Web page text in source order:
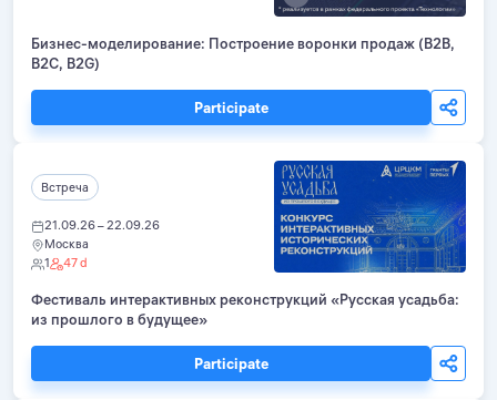
Бизнес-моделирование: Построение воронки продаж (B2B,
B2C, B2G)
Participate
Встреча
21.09.26 – 22.09.26
Москва
1
47 d
Фестиваль интерактивных реконструкций «Русская усадьба:
из прошлого в будущее»
Participate